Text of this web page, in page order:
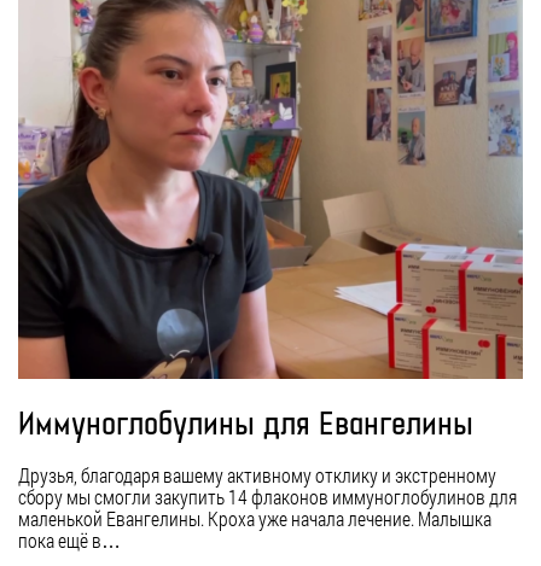
Иммуноглобулины для Евангелины
Друзья, благодаря вашему активному отклику и экстренному
сбору мы смогли закупить 14 флаконов иммуноглобулинов для
маленькой Евангелины. Кроха уже начала лечение. Малышка
пока ещё в…